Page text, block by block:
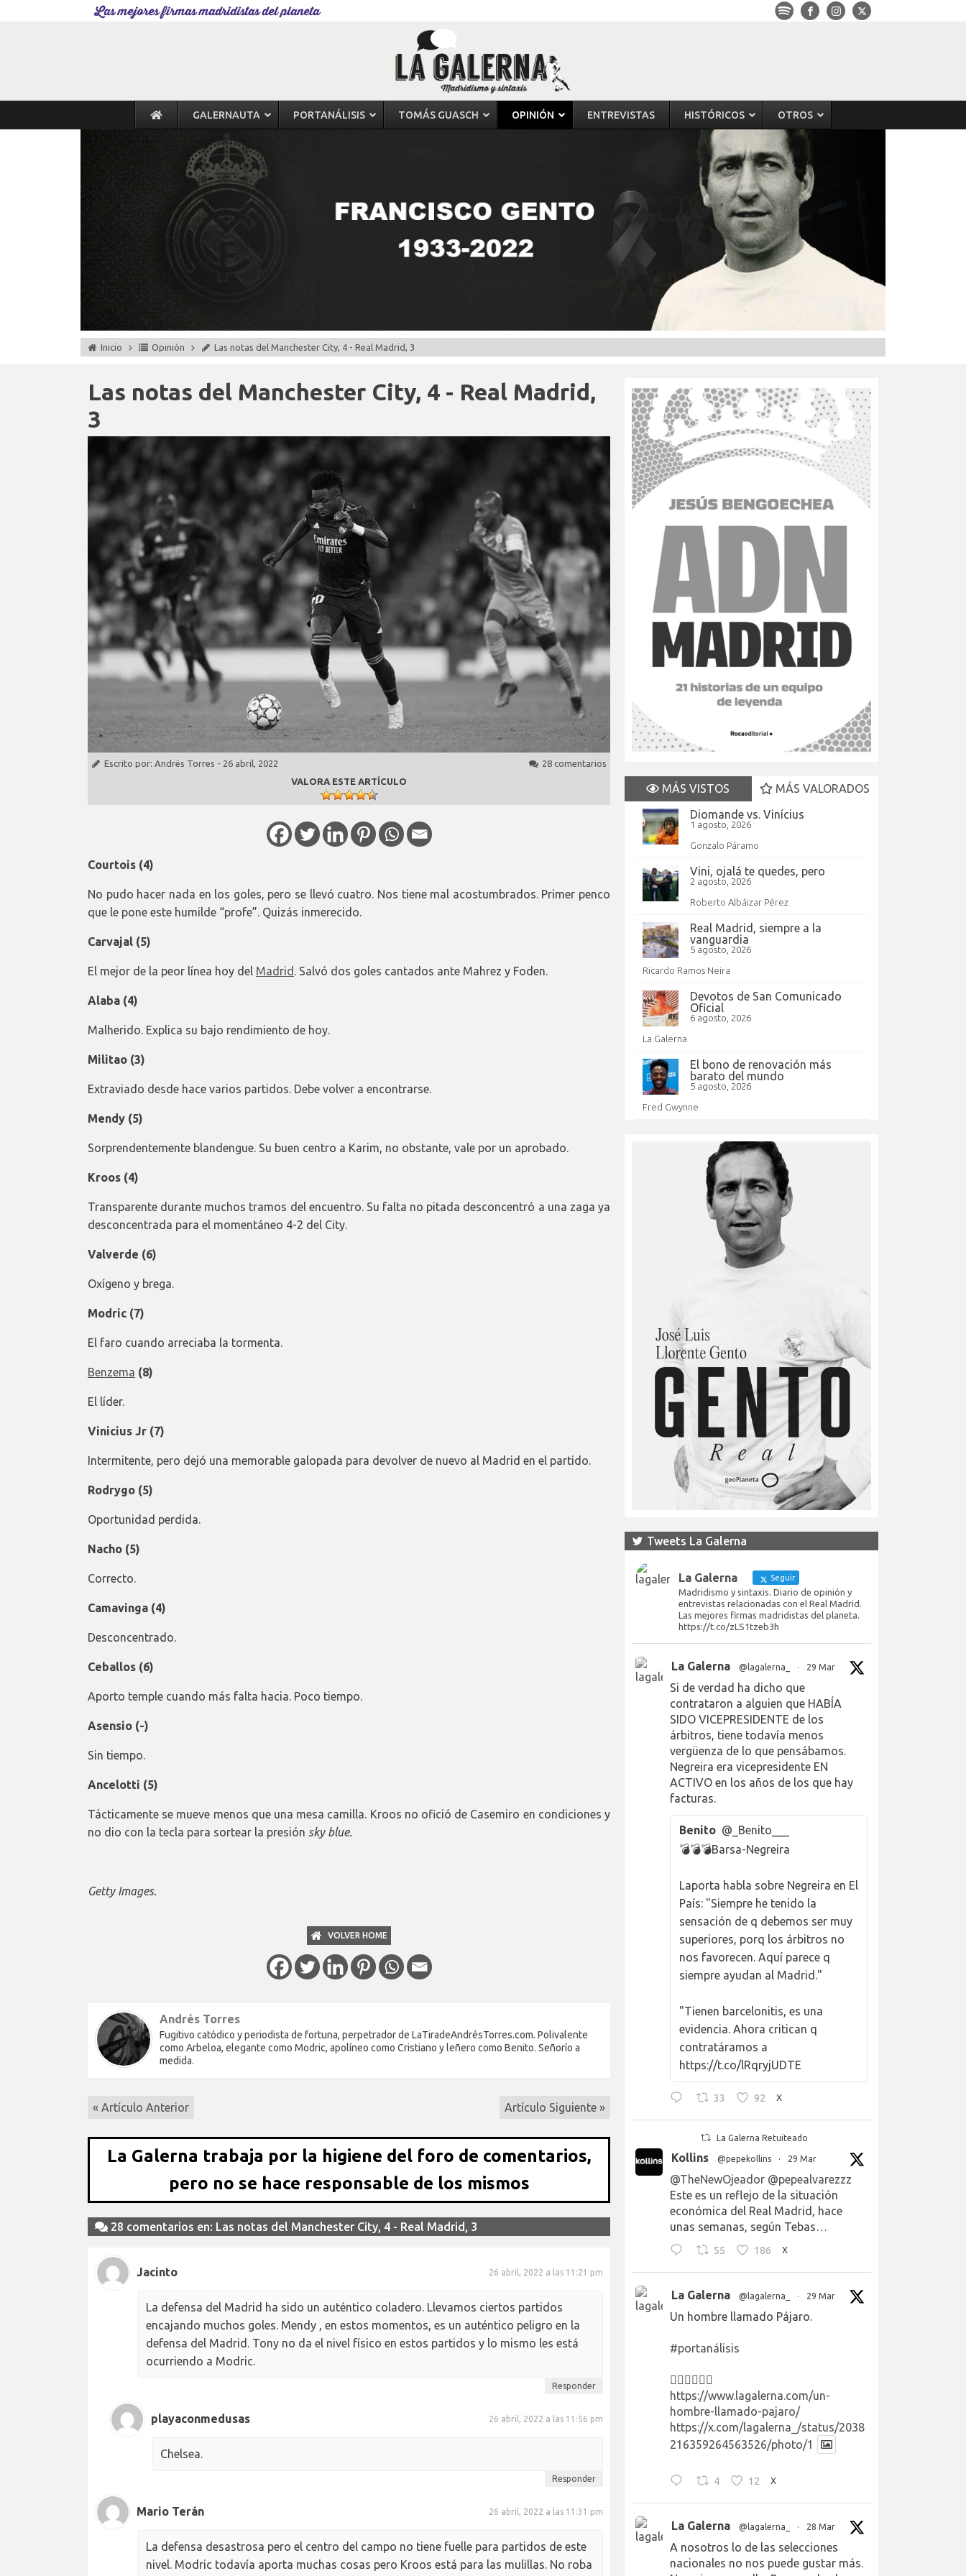
Las mejores firmas madridistas del planeta
GALERNAUTA PORTANÁLISIS TOMÁS GUASCH OPINIÓN ENTREVISTAS HISTÓRICOS OTROS
Inicio Opinión Las notas del Manchester City, 4 - Real Madrid, 3
Las notas del Manchester City, 4 - Real Madrid,
3
Escrito por: Andrés Torres - 26 abril, 2022
28 comentarios
VALORA ESTE ARTÍCULO
Courtois (4)
No pudo hacer nada en los goles, pero se llevó cuatro. Nos tiene mal acostumbrados. Primer penco
que le pone este humilde “profe”. Quizás inmerecido.
Carvajal (5)
El mejor de la peor línea hoy del Madrid . Salvó dos goles cantados ante Mahrez y Foden.
Alaba (4)
Malherido. Explica su bajo rendimiento de hoy.
Militao (3)
Extraviado desde hace varios partidos. Debe volver a encontrarse.
Mendy (5)
Sorprendentemente blandengue. Su buen centro a Karim, no obstante, vale por un aprobado.
Kroos (4)
Transparente durante muchos tramos del encuentro. Su falta no pitada desconcentró a una zaga ya
desconcentrada para el momentáneo 4-2 del City.
Valverde (6)
Oxígeno y brega.
Modric (7)
El faro cuando arreciaba la tormenta.
Benzema (8)
El líder.
Vinicius Jr (7)
Intermitente, pero dejó una memorable galopada para devolver de nuevo al Madrid en el partido.
Rodrygo (5)
Oportunidad perdida.
Nacho (5)
Correcto.
Camavinga (4)
Desconcentrado.
Ceballos (6)
Aporto temple cuando más falta hacia. Poco tiempo.
Asensio (-)
Sin tiempo.
Ancelotti (5)
Tácticamente se mueve menos que una mesa camilla. Kroos no ofició de Casemiro en condiciones y
no dio con la tecla para sortear la presión sky blue.
Getty Images.
VOLVER HOME
Andrés Torres
Fugitivo catódico y periodista de fortuna, perpetrador de LaTiradeAndrésTorres.com. Polivalente
como Arbeloa, elegante como Modric, apolíneo como Cristiano y leñero como Benito. Señorío a
medida.
« Artículo Anterior Artículo Siguiente »
La Galerna trabaja por la higiene del foro de comentarios,
pero no se hace responsable de los mismos
28 comentarios en: Las notas del Manchester City, 4 - Real Madrid, 3
Jacinto 26 abril, 2022 a las 11:21 pm
La defensa del Madrid ha sido un auténtico coladero. Llevamos ciertos partidos
encajando muchos goles. Mendy , en estos momentos, es un auténtico peligro en la
defensa del Madrid. Tony no da el nivel físico en estos partidos y lo mismo les está
ocurriendo a Modric.
Responder
playaconmedusas 26 abril, 2022 a las 11:56 pm
Chelsea.
Responder
Mario Terán 26 abril, 2022 a las 11:31 pm
La defensa desastrosa pero el centro del campo no tiene fuelle para partidos de este
nivel. Modric todavía aporta muchas cosas pero Kroos está para las mulillas. No roba
MÁS VISTOS
MÁS VALORADOS
Diomande vs. Vinícius
1 agosto, 2026
Gonzalo Páramo
Vini, ojalá te quedes, pero
2 agosto, 2026
Roberto Albáizar Pérez
Real Madrid, siempre a la
vanguardia
5 agosto, 2026
Ricardo Ramos Neira
Devotos de San Comunicado
Oficial
6 agosto, 2026
La Galerna
El bono de renovación más
barato del mundo
5 agosto, 2026
Fred Gwynne
Tweets La Galerna
La Galerna Seguir
Madridismo y sintaxis. Diario de opinión y
entrevistas relacionadas con el Real Madrid.
Las mejores firmas madridistas del planeta.
https://t.co/zLS1tzeb3h
La Galerna @lagalerna_ · 29 Mar
Si de verdad ha dicho que
contrataron a alguien que HABÍA
SIDO VICEPRESIDENTE de los
árbitros, tiene todavía menos
vergüenza de lo que pensábamos.
Negreira era vicepresidente EN
ACTIVO en los años de los que hay
facturas.
Benito @_Benito___
💣💣💣Barsa-Negreira
Laporta habla sobre Negreira en El
País: "Siempre he tenido la
sensación de q debemos ser muy
superiores, porq los árbitros no
nos favorecen. Aquí parece q
siempre ayudan al Madrid."
"Tienen barcelonitis, es una
evidencia. Ahora critican q
contratáramos a
https://t.co/lRqryjUDTE
33 92 X
La Galerna Retuiteado
Kollins @pepekollins · 29 Mar
@TheNewOjeador @pepealvarezzz
Este es un reflejo de la situación
económica del Real Madrid, hace
unas semanas, según Tebas…
55 186 X
La Galerna @lagalerna_ · 29 Mar
Un hombre llamado Pájaro.
#portanálisis
👉🏻👉🏻👉🏻
https://www.lagalerna.com/un-
hombre-llamado-pajaro/
https://x.com/lagalerna_/status/2038
216359264563526/photo/1
4 12 X
La Galerna @lagalerna_ · 28 Mar
A nosotros lo de las selecciones
nacionales no nos puede gustar más.